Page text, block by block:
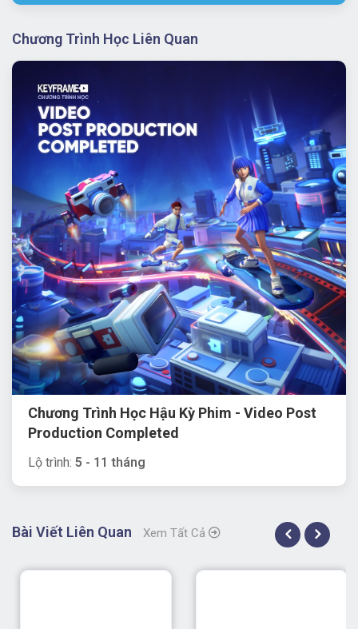
Chương Trình Học Liên Quan
Chương Trình Học Hậu Kỳ Phim - Video Post
Production Completed
Lộ trình: 5 - 11 tháng
Bài Viết Liên Quan Xem Tất Cả